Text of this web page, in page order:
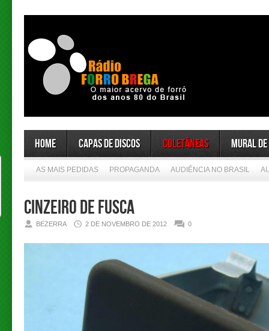
Home Capas de Discos Coletâneas Mural de
AS MAIS PEDIDAS PROPAGANDA AUDIÊNCIA NO BRASIL
CINZEIRO DE FUSCA
BEZERRA 2 DE NOVEMBRO DE 2012 0